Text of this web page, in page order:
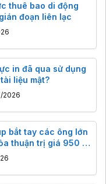
thuê bao di động
đoạn liên lạc
in đã qua sử dụng
liệu mật?
2026
bắt tay các ông lớn
thuận trị giá 950 tỷ